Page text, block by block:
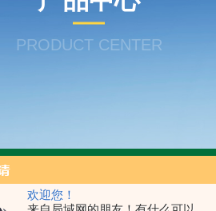
欢迎您！
PRODUCT CENTER
A45555药用级辅料壳聚糖 增稠剂类别